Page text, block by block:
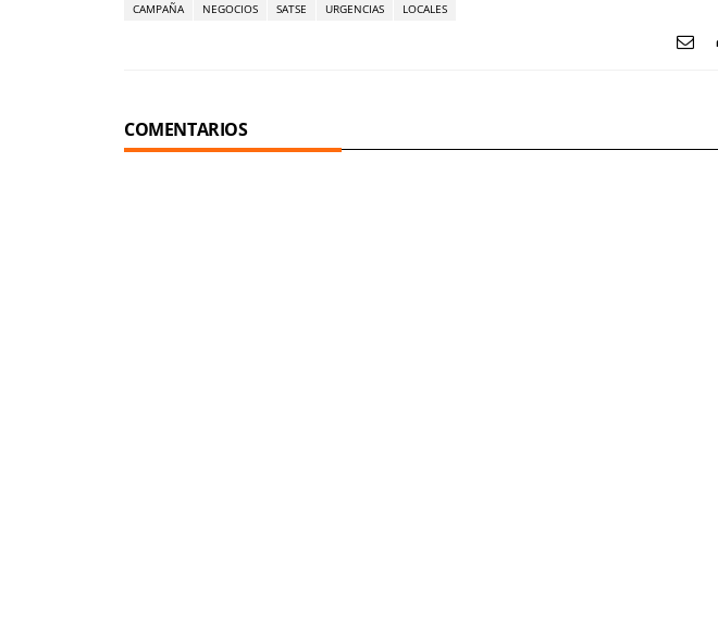
CAMPAÑA NEGOCIOS SATSE URGENCIAS LOCALES
COMENTARIOS